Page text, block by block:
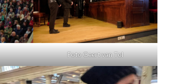
Foto Geert van Tol